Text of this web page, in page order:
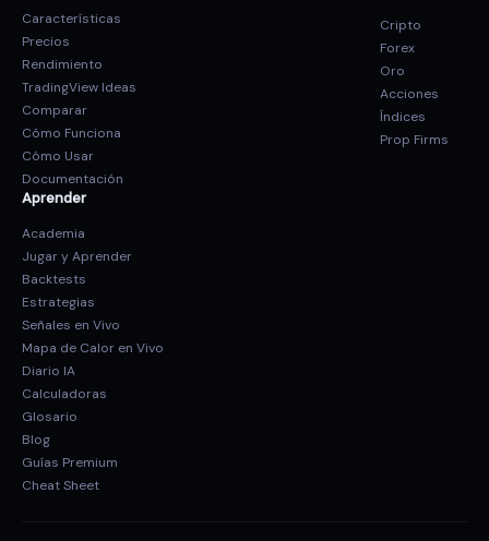
Características
Precios
Rendimiento
TradingView Ideas
Comparar
Cómo Funciona
Cómo Usar
Documentación
Aprender
Academia
Jugar y Aprender
Backtests
Estrategias
Señales en Vivo
Mapa de Calor en Vivo
Diario IA
Calculadoras
Glosario
Blog
Guías Premium
Cheat Sheet
Cripto
Forex
Oro
Acciones
Índices
Prop Firms